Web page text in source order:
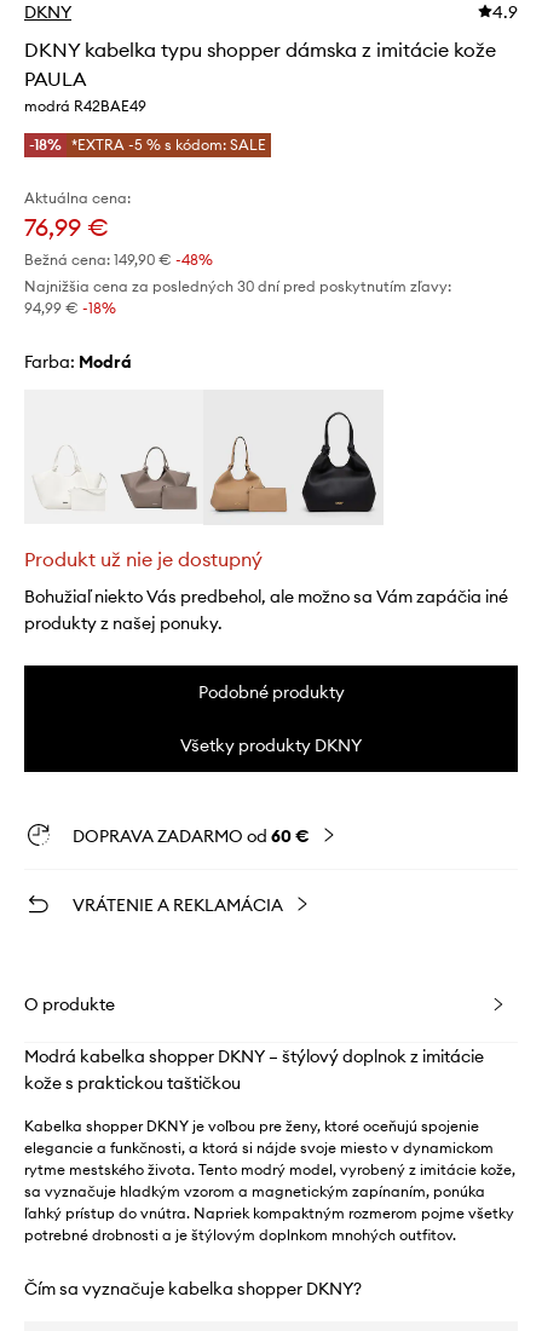
DKNY 4.9
DKNY kabelka typu shopper dámska z imitácie kože
PAULA
modrá R42BAE49
-18% *EXTRA -5 % s kódom: SALE
Aktuálna cena:
76,99 €
Bežná cena: 149,90 € -48%
Najnižšia cena za posledných 30 dní pred poskytnutím zľavy:
94,99 € -18%
Farba: modrá
Produkt už nie je dostupný
Bohužiaľ niekto Vás predbehol, ale možno sa Vám zapáčia iné
produkty z našej ponuky.
Podobné produkty
Všetky produkty DKNY
DOPRAVA ZADARMO od 60 €
VRÁTENIE A REKLAMÁCIA
O produkte
Modrá kabelka shopper DKNY – štýlový doplnok z imitácie
kože s praktickou taštičkou
Kabelka shopper DKNY je voľbou pre ženy, ktoré oceňujú spojenie
elegancie a funkčnosti, a ktorá si nájde svoje miesto v dynamickom
rytme mestského života. Tento modrý model, vyrobený z imitácie kože,
sa vyznačuje hladkým vzorom a magnetickým zapínaním, ponúka
ľahký prístup do vnútra. Napriek kompaktným rozmerom pojme všetky
potrebné drobnosti a je štýlovým doplnkom mnohých outfitov.
Čím sa vyznačuje kabelka shopper DKNY?